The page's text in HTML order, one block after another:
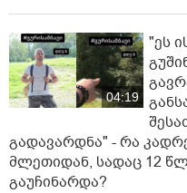
04:19
"ეს
გადავარდნა" - რა
მლეთიდან, სადაც 12
გაუჩინარდა?